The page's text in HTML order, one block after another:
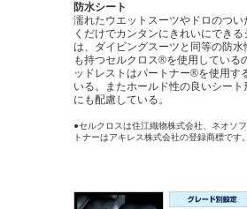
防水シート
濡れたウエットスーツやドロのつ
くだけでカンタンにきれいにでき
は、ダイビングスーツと同等の防
も持つセルクロス®を使用している
ッドレストはパートナー®を使用す
いる。またホールド性の良いシー
にも配慮している。
●セルクロスは住江織物株式会社、ネオソ
トナーはアキレス株式会社の登録商標です